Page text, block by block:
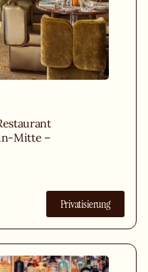
Mitte –
Privatisierung